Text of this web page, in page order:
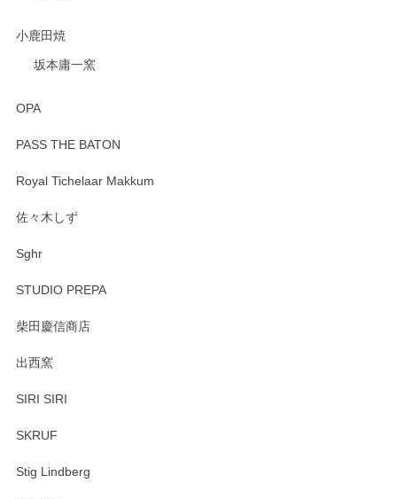
小鹿田焼
坂本庸一窯
OPA
PASS THE BATON
Royal Tichelaar Makkum
佐々木しず
Sghr
STUDIO PREPA
柴田慶信商店
出西窯
SIRI SIRI
SKRUF
Stig Lindberg